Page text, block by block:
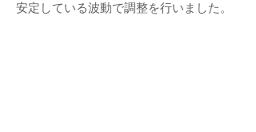
安定している波動で調整を行いました。